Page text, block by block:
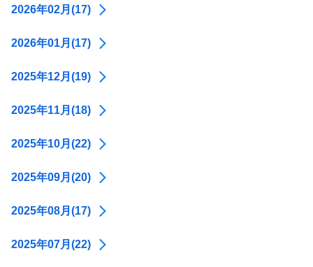
2026年02月(17)
2026年01月(17)
2025年12月(19)
2025年11月(18)
2025年10月(22)
2025年09月(20)
2025年08月(17)
2025年07月(22)